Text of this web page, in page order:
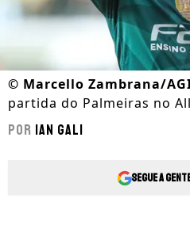
© Marcello Zambrana/
partida do Palmeiras no
Por Ian Gali
Segue a